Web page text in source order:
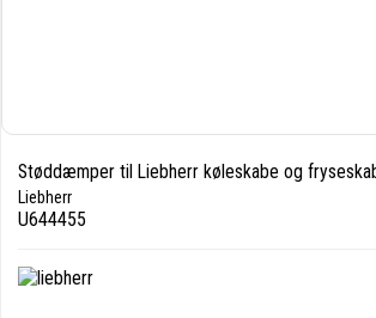
Støddæmper til Liebherr køleskabe og
Liebherr
U644455